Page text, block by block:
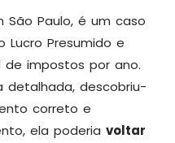
São Paulo, é um caso
Lucro Presumido e
impostos por ano.
detalhada, descobriu-
correto e
ela poderia voltar